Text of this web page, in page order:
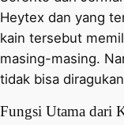
Heytex dan yang
kain tersebut
masing-masing.
tidak bisa
Fungsi Utama dari